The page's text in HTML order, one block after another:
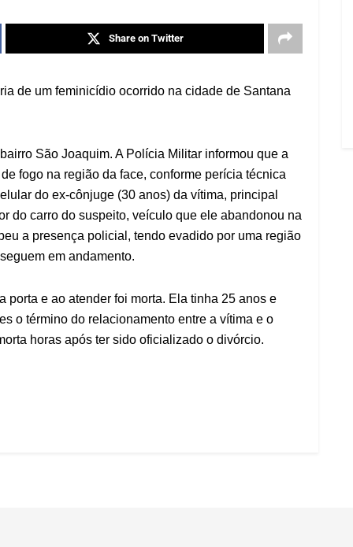
Share on Twitter
de um feminicídio ocorrido na cidade de Santana
São Joaquim. A Polícia Militar informou que a
fogo na região da face, conforme perícia técnica
do ex-cônjuge (30 anos) da vítima, principal
do carro do suspeito, veículo que ele abandonou na
a presença policial, tendo evadido por uma região
em andamento.
e ao atender foi morta. Ela tinha 25 anos e
o término do relacionamento entre a vítima e o
horas após ter sido oficializado o divórcio.